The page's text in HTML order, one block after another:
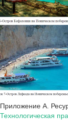
Приложение А.
Технологическая